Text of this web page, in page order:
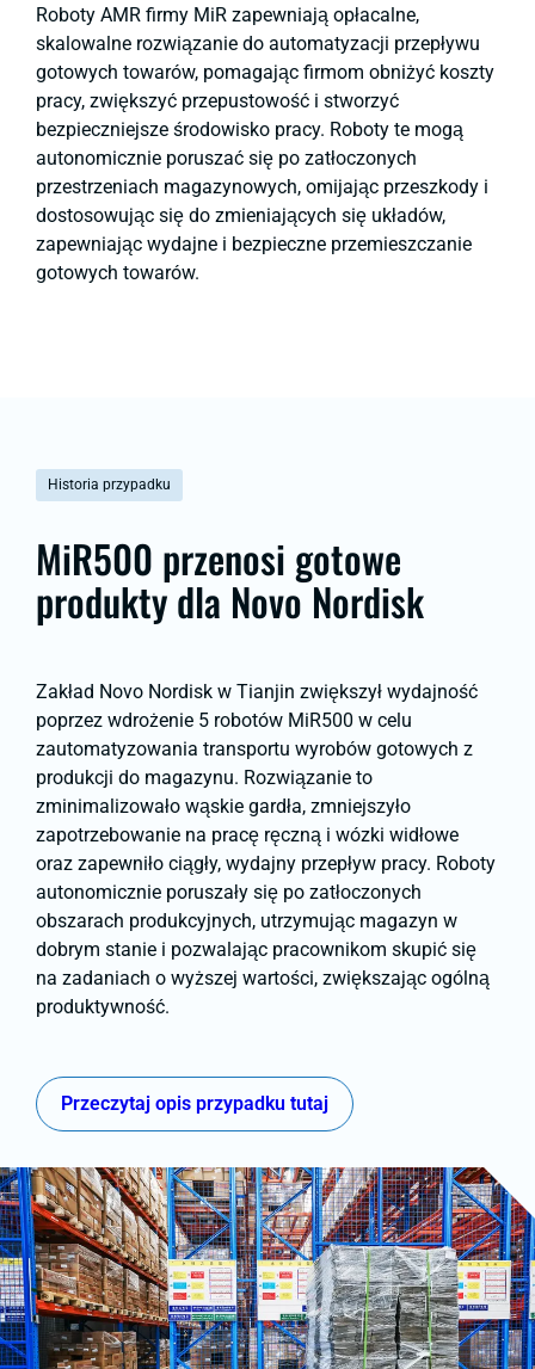
Roboty AMR firmy MiR zapewniają opłacalne,
skalowalne rozwiązanie do automatyzacji przepływu
gotowych towarów, pomagając firmom obniżyć koszty
pracy, zwiększyć przepustowość i stworzyć
bezpieczniejsze środowisko pracy. Roboty te mogą
autonomicznie poruszać się po zatłoczonych
przestrzeniach magazynowych, omijając przeszkody i
dostosowując się do zmieniających się układów,
zapewniając wydajne i bezpieczne przemieszczanie
gotowych towarów.
Historia przypadku
MiR500 przenosi gotowe
produkty dla Novo Nordisk
Zakład Novo Nordisk w Tianjin zwiększył wydajność
poprzez wdrożenie 5 robotów MiR500 w celu
zautomatyzowania transportu wyrobów gotowych z
produkcji do magazynu. Rozwiązanie to
zminimalizowało wąskie gardła, zmniejszyło
zapotrzebowanie na pracę ręczną i wózki widłowe
oraz zapewniło ciągły, wydajny przepływ pracy. Roboty
autonomicznie poruszały się po zatłoczonych
obszarach produkcyjnych, utrzymując magazyn w
dobrym stanie i pozwalając pracownikom skupić się
na zadaniach o wyższej wartości, zwiększając ogólną
produktywność.
Przeczytaj opis przypadku tutaj